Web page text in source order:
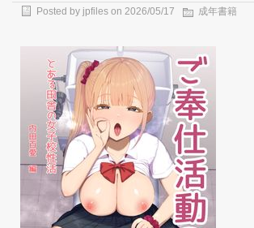
Posted by jpfiles on 2026/05/17 成年書籍